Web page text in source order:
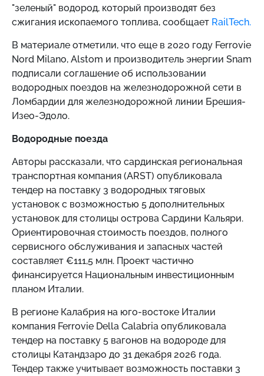
"зеленый" водород, который производят без
сжигания ископаемого топлива, сообщает RailTech.
В материале отметили, что еще в 2020 году Ferrovie
Nord Milano, Alstom и производитель энергии Snam
подписали соглашение об использовании
водородных поездов на железнодорожной сети в
Ломбардии для железнодорожной линии Брешия-
Изео-Эдоло.
Водородные поезда
Авторы рассказали, что сардинская региональная
транспортная компания (ARST) опубликовала
тендер на поставку 3 водородных тяговых
установок с возможностью 5 дополнительных
установок для столицы острова Сардини Кальяри.
Ориентировочная стоимость поездов, полного
сервисного обслуживания и запасных частей
составляет €111,5 млн. Проект частично
финансируется Национальным инвестиционным
планом Италии.
В регионе Калабрия на юго-востоке Италии
компания Ferrovie Della Calabria опубликовала
тендер на поставку 5 вагонов на водороде для
столицы Катандзаро до 31 декабря 2026 года.
Тендер также учитывает возможность поставки 3